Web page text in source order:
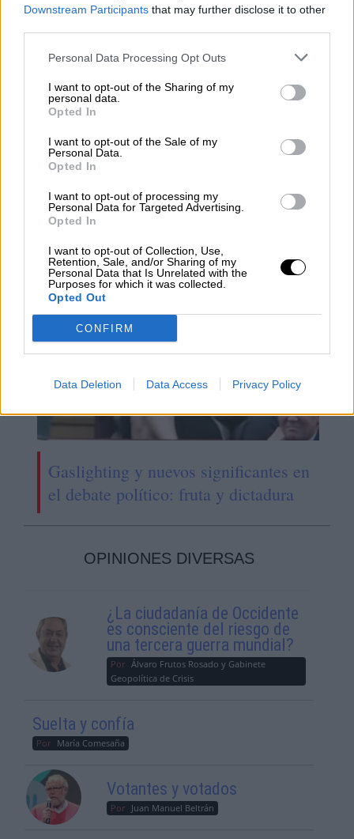
Downstream Participants that may further disclose it to other
Personal Data Processing Opt Outs
I want to opt-out of the Sharing of my
personal data.
Opted In
I want to opt-out of the Sale of my
Personal Data.
Opted In
I want to opt-out of processing my
Personal Data for Targeted Advertising.
Opted In
I want to opt-out of Collection, Use,
Retention, Sale, and/or Sharing of my
Personal Data that Is Unrelated with the
Purposes for which it was collected.
Opted Out
CONFIRM
Data Deletion Data Access Privacy Policy
Las políticas de vivienda en la nueva
Gaslighting y nuevos significantes en
el debate político: fruta y dictadura
OPINIONES DIVERSAS
¿La ciudadanía de Occidente
es consciente del riesgo de
una tercera guerra mundial?
Por Álvaro Frutos Rosado y Gabinete
Geopolítica de Crisis
Suelta y confía
Por María Comesaña
Votantes y votados
Por Juan Manuel Beltrán